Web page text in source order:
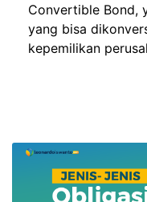
Convertible Bond,
yang bisa
kepemilikan